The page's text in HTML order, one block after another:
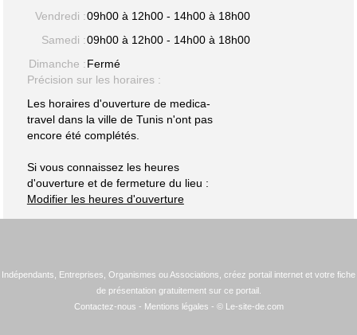
Vendredi :09h00 à 12h00 - 14h00 à 18h00
Samedi :09h00 à 12h00 - 14h00 à 18h00
Dimanche :Fermé
Précision sur les horaires :
Les horaires d'ouverture de medica-
travel dans la ville de Tunis n'ont pas
encore été complétés.
Si vous connaissez les heures
d'ouverture et de fermeture du lieu :
Modifier les heures d'ouverture
Indépendants, Entreprises, Organismes ou Associations, créez portail internet et votre fiche
de présentation gratuitement sur ce portail.
Contactez-nous - Mentions légales - © Le-site-de.com